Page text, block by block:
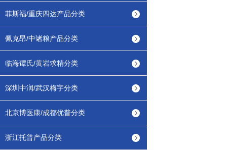
菲斯福/重庆四达产品分类
佩克昂/中诸粮产品分类
临海谭氏/黄岩求精分类
深圳中润/武汉梅宇分类
北京博医康/成都优普分类
浙江托普产品分类